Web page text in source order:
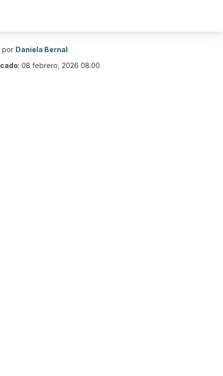
por Daniela Bernal
: 08 febrero, 2026 08:00